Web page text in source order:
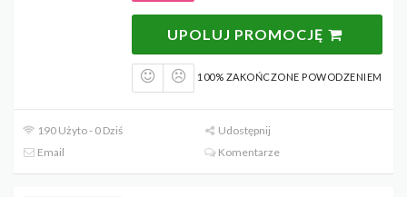
UPOLUJ PROMOCJĘ
100% ZAKOŃCZONE POWODZENIEM
190 Użyto - 0 Dziś
Udostępnij
Email
Komentarze